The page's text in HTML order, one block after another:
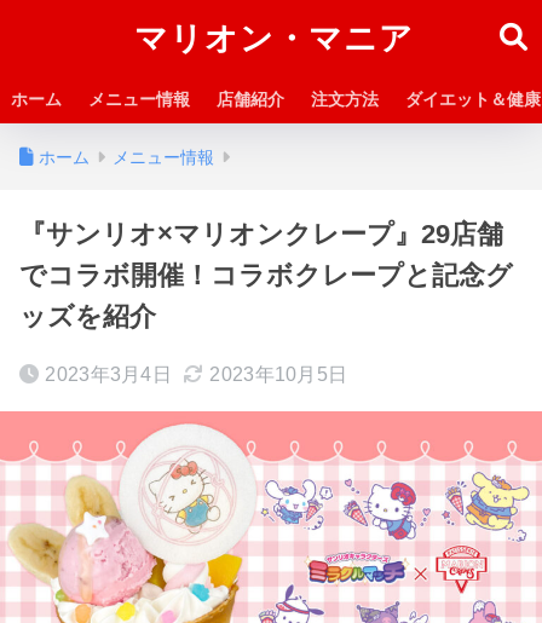
マリオン・マニア
ホーム メニュー情報 店舗紹介 注文方法 ダイエット＆健康
ホーム メニュー情報
『サンリオ×マリオンクレープ』29店舗
でコラボ開催！コラボクレープと記念グ
ッズを紹介
2023年3月4日 2023年10月5日